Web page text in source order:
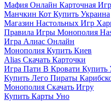
Мафия Онлайн Карточная
Манчкин Кот Купить Украина
Магазин Настольных Игр
Правила Игры Монополия
Игра Алиас Онлайн
Монополия Купить Киев
Alias Скачать Карточки
Игра Пати В Кровати Купить
Купить Лего Пираты
Монополия Скачать Игру
Купить Карты Уно